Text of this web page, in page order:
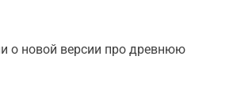
о новой версии про древнюю